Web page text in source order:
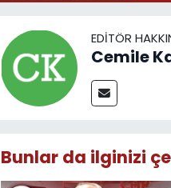
EDITÖR
Cemile
Bunlar da ilginizi